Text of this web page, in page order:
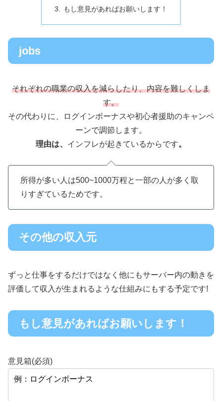
もし意見があればお願いします！
jobs
それぞれの職業の収入を減らしたり、内容を難しくしま
す。
その代わりに、ログインボーナスや初心者援助のキャンペ
ーンで調節します。
理由は、 インフレが起きているからです。
所得が多い人は500~1000万程と一部の人が多く取
りすぎているためです。
その他の収入元
ずっと仕事をするだけではなく他にもサーバー内の動きを
評価して収入が生まれるような仕組みにもする予定です!
もし意見があればお願いします！
意見箱(必須)